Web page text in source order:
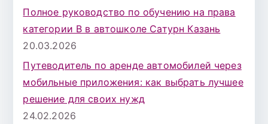
Полное руководство по обучению на права
категории B в автошколе Сатурн Казань
20.03.2026
Путеводитель по аренде автомобилей через
мобильные приложения: как выбрать лучшее
решение для своих нужд
24.02.2026